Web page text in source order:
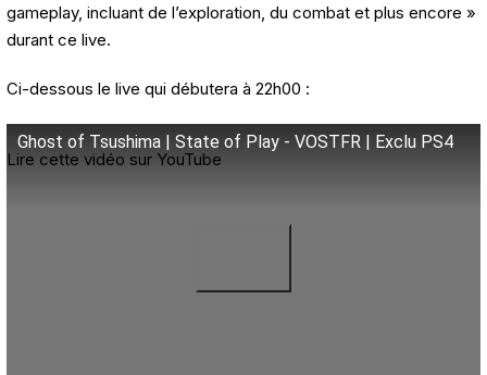
gameplay, incluant de l’exploration, du combat et plus encore »
durant ce live.
Ci-dessous le live qui débutera à 22h00 :
Ghost of Tsushima | State of Play - VOSTFR | Exclu PS4
Lire cette vidéo sur YouTube